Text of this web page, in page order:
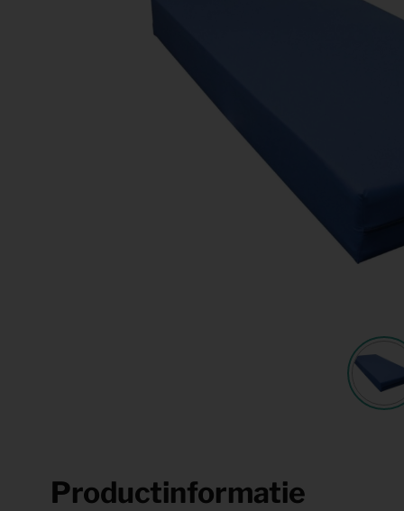
Offerte aanvragen
Offerte aanvragen
Productinformatie